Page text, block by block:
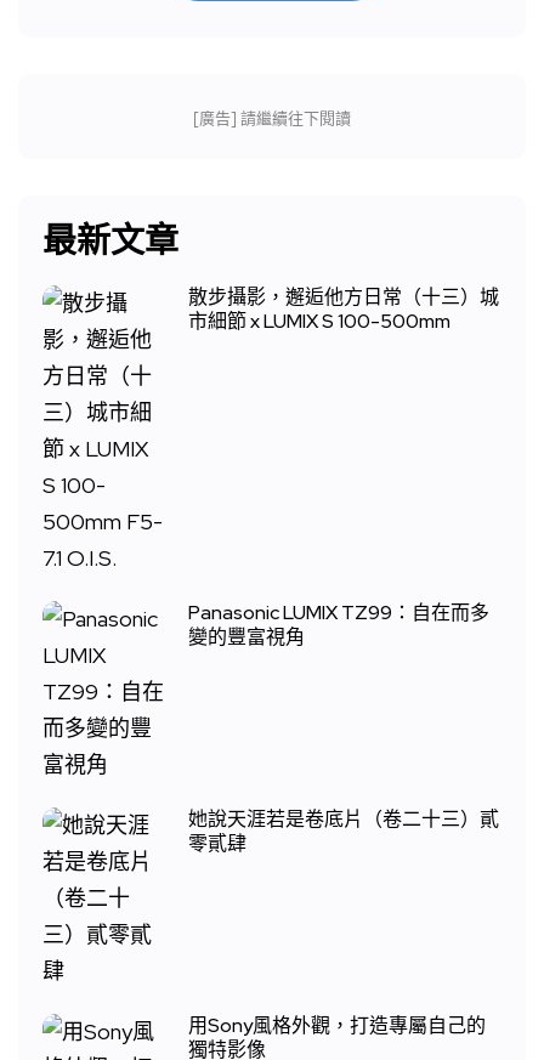
[廣告] 請繼續往下閱讀
最新文章
散步攝影，邂逅他方日常（十三）城
市細節 x LUMIX S 100-500mm
Panasonic LUMIX TZ99：自在而多
變的豐富視角
她說天涯若是卷底片（卷二十三）貳
零貳肆
用Sony風格外觀，打造專屬自己的
獨特影像